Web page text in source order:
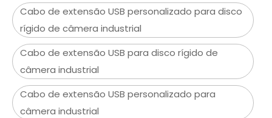
Cabo de extensão USB personalizado para disco
rígido de câmera industrial
Cabo de extensão USB para disco rígido de
câmera industrial
Cabo de extensão USB personalizado para
câmera industrial